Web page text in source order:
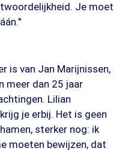
Je moet
is van Jan Marijnissen,
meer dan 25 jaar
Lilian
je erbij. Het is geen
sterker nog: ik
moeten bewijzen, dat